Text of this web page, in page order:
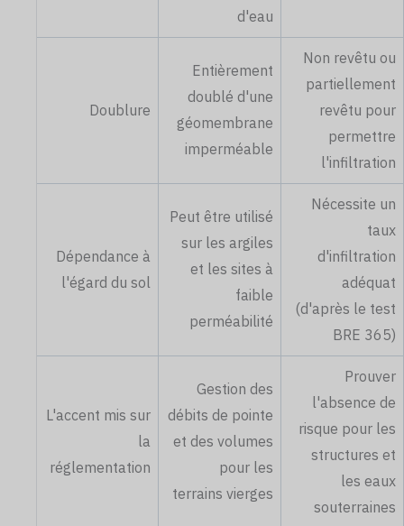
d'eau
Doublure
Entièrement
doublé d'une
géomembrane
imperméable
Non revêtu ou
partiellement
revêtu pour
permettre
l'infiltration
Dépendance à
l'égard du sol
Peut être utilisé
sur les argiles
et les sites à
faible
perméabilité
Nécessite un
taux
d'infiltration
adéquat
(d'après le test
BRE 365)
L'accent mis sur
la
réglementation
Gestion des
débits de pointe
et des volumes
pour les
terrains vierges
Prouver
l'absence de
risque pour les
structures et
les eaux
souterraines